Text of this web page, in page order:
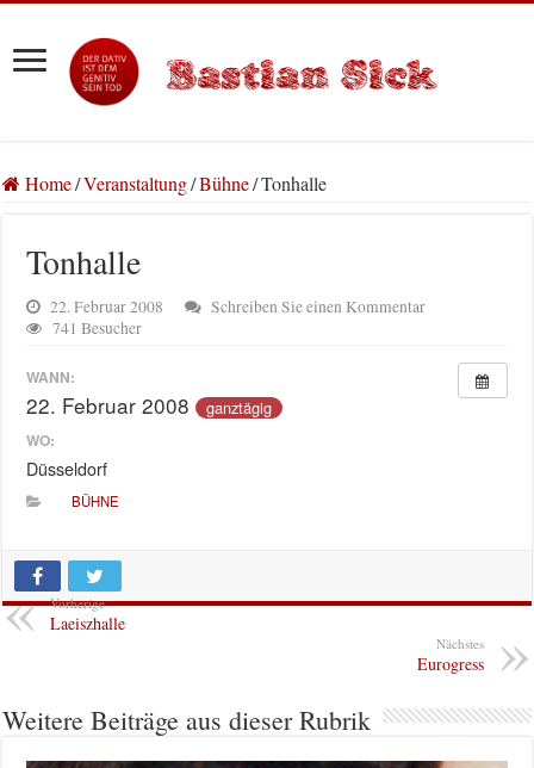
Home/Veranstaltung/Bühne/Tonhalle
Tonhalle
22. Februar 2008
Schreiben Sie einen Kommentar
741 Besucher
WANN:
22. Februar 2008 ganztägig
WO:
Düsseldorf
BÜHNE
Vorherige
Laeiszhalle
Nächstes
Eurogress
Weitere Beiträge aus dieser Rubrik